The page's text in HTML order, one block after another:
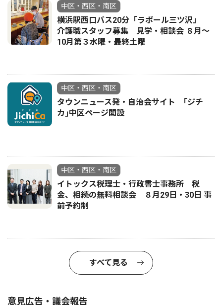
中区・西区・南区
横浜駅西口バス20分「ラポール三ツ沢」
介護職スタッフ募集 見学・相談会 ８月〜
10月第３水曜・最終土曜
中区・西区・南区
タウンニュース発・自治会サイト ｢ジチ
カ｣中区ページ開設
中区・西区・南区
イトックス税理士・行政書士事務所 税
金、相続の無料相談会 ８月29日・30日 事
前予約制
すべて見る
意見広告・議会報告